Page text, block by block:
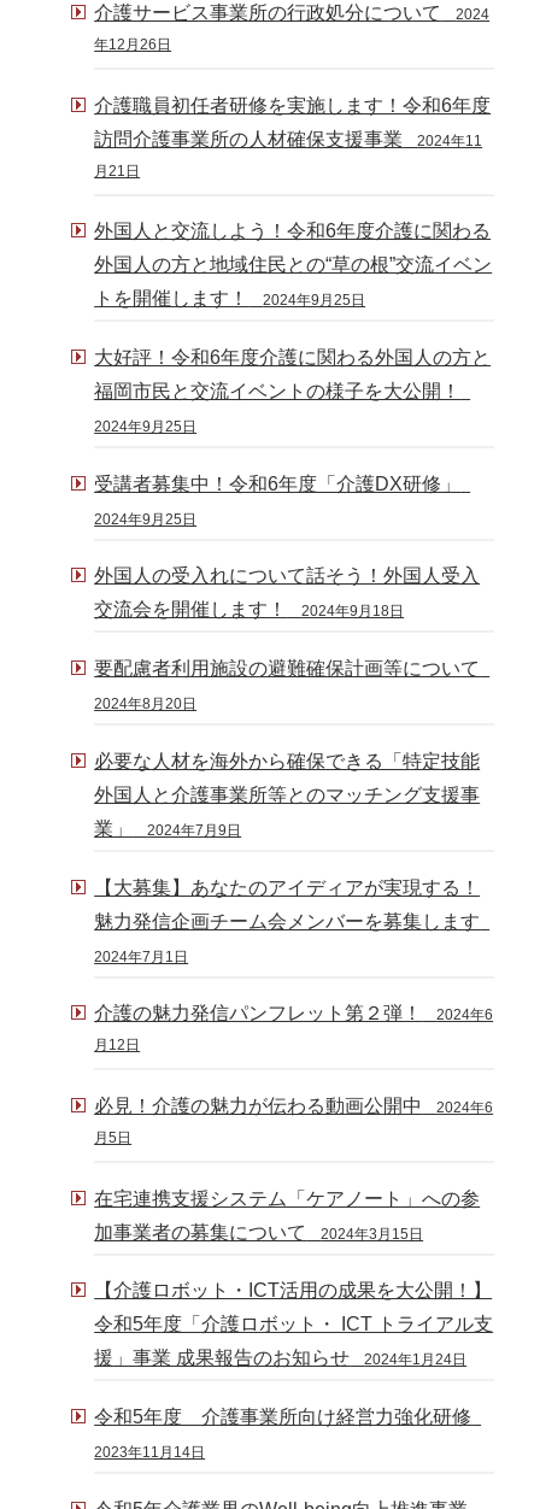
介護サービス事業所の行政処分について 2024
年12月26日
介護職員初任者研修を実施します！令和6年度
訪問介護事業所の人材確保支援事業
2024年11
月21日
外国人と交流しよう！令和6年度介護に関わる
外国人の方と地域住民との“草の根”交流イベン
トを開催します！
2024年9月25日
大好評！令和6年度介護に関わる外国人の方と
福岡市民と交流イベントの様子を大公開！
2024年9月25日
受講者募集中！令和6年度「介護DX研修」
2024年9月25日
外国人の受入れについて話そう！外国人受入
交流会を開催します！
2024年9月18日
要配慮者利用施設の避難確保計画等について
2024年8月20日
必要な人材を海外から確保できる「特定技能
外国人と介護事業所等とのマッチング支援事
業」
2024年7月9日
【大募集】あなたのアイディアが実現する！
魅力発信企画チーム会メンバーを募集します
2024年7月1日
介護の魅力発信パンフレット第２弾！ 2024年6
月12日
必見！介護の魅力が伝わる動画公開中 2024年6
月5日
在宅連携支援システム「ケアノート」への参
加事業者の募集について
2024年3月15日
【介護ロボット・ICT活用の成果を大公開！】
令和5年度「介護ロボット・ ICT トライアル支
援」事業 成果報告のお知らせ
2024年1月24日
令和5年度 介護事業所向け経営力強化研修
2023年11月14日